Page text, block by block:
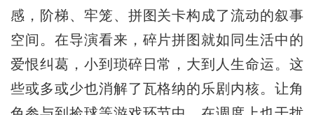
感，阶梯、牢笼、拼图关卡构成了流动的叙事
空间。在导演看来，碎片拼图就如同生活中的
爱恨纠葛，小到琐碎日常，大到人生命运。这
些或多或少也消解了瓦格纳的乐剧内核。让角